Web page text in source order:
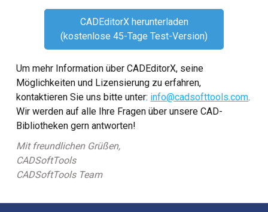
CADEditorX herunterladen
(kostenlose 45-Tage Test-Version)
Um mehr Information über CADEditorX, seine
Möglichkeiten und Lizensierung zu erfahren,
kontaktieren Sie uns bitte unter: info@cadsofttools.com.
Wir werden auf alle Ihre Fragen über unsere CAD-
Bibliotheken gern antworten!
Mit freundlichen Grüßen,
CADSoftTools
CADSoftTools Team